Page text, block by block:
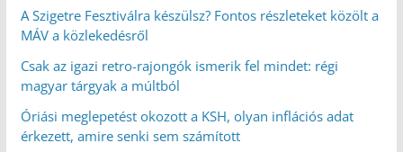
A Szigetre Fesztiválra készülsz? Fontos részleteket közölt a
MÁV a közlekedésről
Csak az igazi retro-rajongók ismerik fel mindet: régi
magyar tárgyak a múltból
Óriási meglepetést okozott a KSH, olyan inflációs adat
érkezett, amire senki sem számított